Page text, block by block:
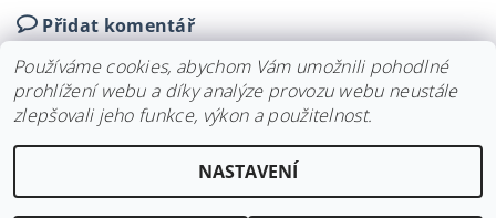
Přidat komentář
Svatební doplňky BRIANNA, všechna práva vyhrazena
cookies
Používáme cookies, abychom Vám umožnili pohodlné
prohlížení webu a díky analýze provozu webu neustále
zlepšovali jeho funkce, výkon a použitelnost.
NASTAVENÍ